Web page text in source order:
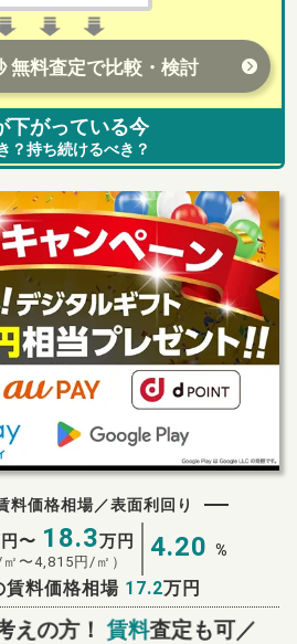
無料査定で比較・検討
下がっている今
？持ち続けるべき？
料価格相場／表面利回り
〜 18.3万円
〜4,815 円/㎡） 4.20 %
賃料価格相場 17.2万円
えの方！ 賃料査定も可／
定スタート！